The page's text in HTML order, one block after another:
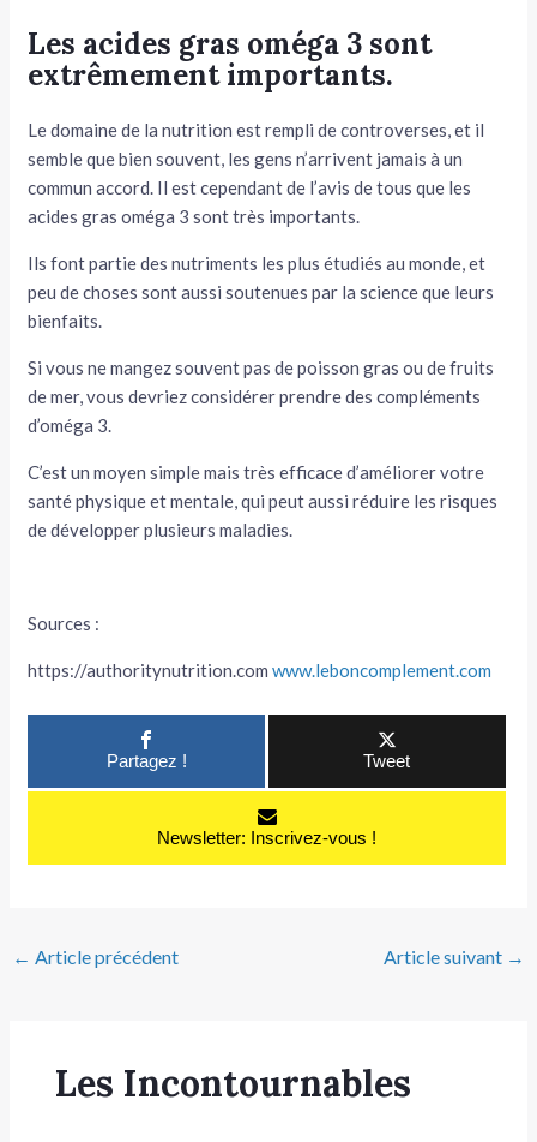
Les acides gras oméga 3 sont
extrêmement importants.
Le domaine de la nutrition est rempli de controverses, et il
semble que bien souvent, les gens n’arrivent jamais à un
commun accord. Il est cependant de l’avis de tous que les
acides gras oméga 3 sont très importants.
Ils font partie des nutriments les plus étudiés au monde, et
peu de choses sont aussi soutenues par la science que leurs
bienfaits.
Si vous ne mangez souvent pas de poisson gras ou de fruits
de mer, vous devriez considérer prendre des compléments
d’oméga 3.
C’est un moyen simple mais très efficace d’améliorer votre
santé physique et mentale, qui peut aussi réduire les risques
de développer plusieurs maladies.
Sources :
https://authoritynutrition.comwww.leboncomplement.com
Partagez ! Tweet
Newsletter: Inscrivez-vous !
← Article précédent Article suivant →
Les Incontournables